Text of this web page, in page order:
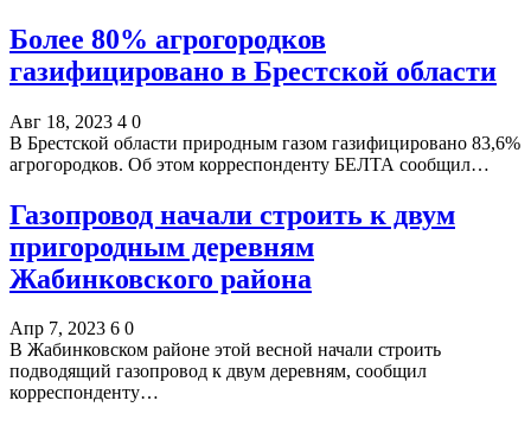
Более 80% агрогородков
газифицировано в Брестской области
Авг 18, 2023 4 0
В Брестской области природным газом газифицировано 83,6%
агрогородков. Об этом корреспонденту БЕЛТА сообщил…
Газопровод начали строить к двум
пригородным деревням
Жабинковского района
Апр 7, 2023 6 0
В Жабинковском районе этой весной начали строить
подводящий газопровод к двум деревням, сообщил
корреспонденту…